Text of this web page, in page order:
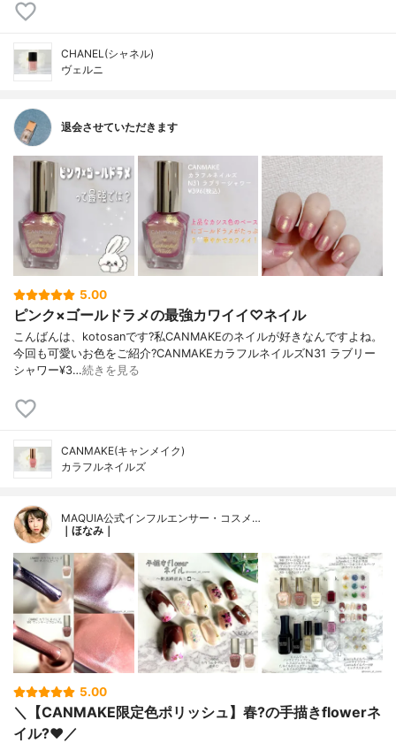
CHANEL(シャネル)
ヴェルニ
退会させていただきます
5.00
ピンク×ゴールドラメの最強カワイイ♡ネイル
こんばんは、kotosanです?私CANMAKEのネイルが好きなんですよね。
今回も可愛いお色をご紹介?CANMAKEカラフルネイルズN31 ラブリー
シャワー¥3…続きを見る
CANMAKE(キャンメイク)
カラフルネイルズ
MAQUIA公式インフルエンサー・コスメ…
｜ほなみ｜
5.00
＼【CANMAKE限定色ポリッシュ】春?の手描きflowerネ
イル?❤️／